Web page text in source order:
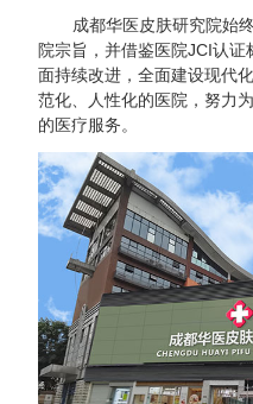
成都华医皮肤研究院始
院宗旨，并借鉴医院JCI认
面持续改进，全面建设现代
范化、人性化的医院，努力
的医疗服务。
拨打电话